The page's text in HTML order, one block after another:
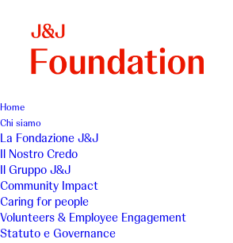
Home
Chi siamo
La Fondazione J&J
Il Nostro Credo
Il Gruppo J&J
Community Impact
Caring for people
Volunteers & Employee Engagement
Statuto e Governance
ANLAIDS -
Scuole